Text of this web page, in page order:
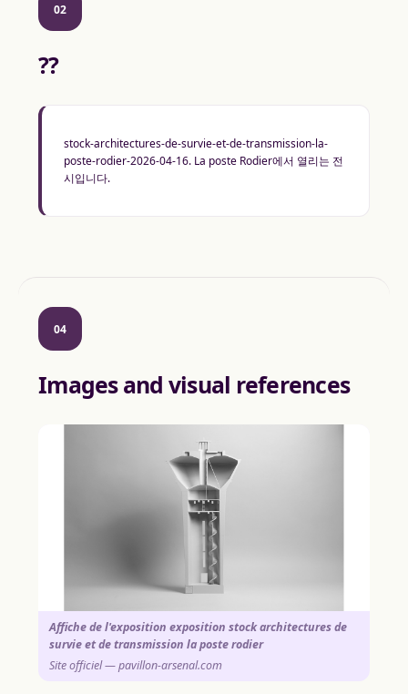
02
??
stock-architectures-de-survie-et-de-transmission-la-
poste-rodier-2026-04-16. La poste Rodier에서 열리는 전
시입니다.
04
Images and visual references
Affiche de l'exposition exposition stock architectures de
survie et de transmission la poste rodier
Site officiel — pavillon-arsenal.com